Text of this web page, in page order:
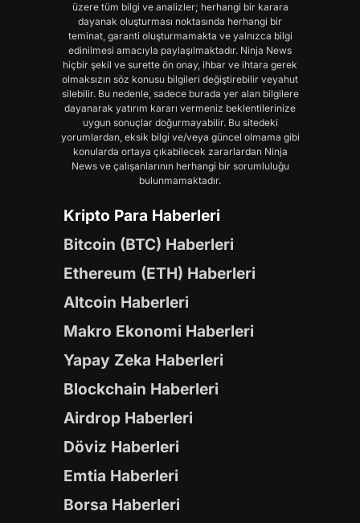
üzere tüm bilgi ve analizler; herhangi bir karara
dayanak oluşturması noktasında herhangi bir
teminat, garanti oluşturmamakta ve yalnızca bilgi
edinilmesi amacıyla paylaşılmaktadır. Ninja News
hiçbir şekil ve surette ön onay, ihbar ve ihtara gerek
olmaksızın söz konusu bilgileri değiştirebilir veyahut
silebilir. Bu nedenle, sadece burada yer alan bilgilere
dayanarak yatırım kararı vermeniz beklentilerinize
uygun sonuçlar doğurmayabilir. Bu sitedeki
yorumlardan, eksik bilgi ve/veya güncel olmama gibi
konularda ortaya çıkabilecek zararlardan Ninja
News ve çalışanlarının herhangi bir sorumluluğu
bulunmamaktadır.
Kripto Para Haberleri
Bitcoin (BTC) Haberleri
Ethereum (ETH) Haberleri
Altcoin Haberleri
Makro Ekonomi Haberleri
Yapay Zeka Haberleri
Blockchain Haberleri
Airdrop Haberleri
Döviz Haberleri
Emtia Haberleri
Borsa Haberleri